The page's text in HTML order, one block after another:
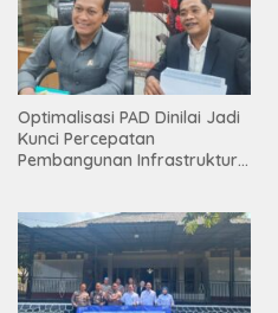
Optimalisasi PAD Dinilai Jadi
Kunci Percepatan
Pembangunan Infrastruktur